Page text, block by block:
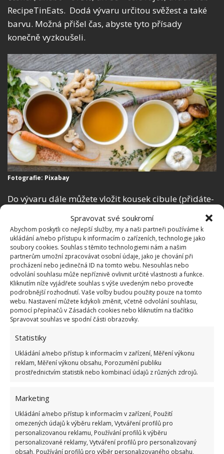
Spravovat své soukromí
Abychom poskytli co nejlepší služby, my a naši partneři používáme k
ukládání a/nebo přístupu k informacím o zařízeních, technologie jako
soubory cookies. Souhlas s těmito technologiemi nám a našim
partnerům umožní zpracovávat osobní údaje, jako je chování při
procházení nebo jedinečná ID na tomto webu. Nesouhlas nebo
odvolání souhlasu může nepříznivě ovlivnit určité vlastnosti a funkce.
Kliknutím níže vyjádřete souhlas s výše uvedeným nebo proveďte
podrobnější rozhodnutí. Vaše volby budou použity pouze na tomto
webu. Nastavení můžete kdykoli změnit, včetně odvolání souhlasu,
pomocí přepínačů v Zásadách cookies nebo kliknutím na tlačítko
Spravovat souhlas ve spodní části obrazovky.
Statistiky
Ukládání a/nebo přístup k informacím v zařízení, Měření výkonu
reklam, Měření výkonu obsahu, Porozumění publiku
prostřednictvím statistik nebo kombinací údajů z různých zdrojů.
Marketing
Ukládání a/nebo přístup k informacím v zařízení, Použití
omezených údajů k výběru reklam, Vytváření profilů pro
personalizovanou reklamu, Používání profilů k výběru
personalizované reklamy, Vytváření profilů pro personalizovaný
obsah, Používání profilů pro výběr personalizovaného obsahu,
RecipeTinEats. Dodá vývaru určitou svěžest a také
barvu. Možná přišel čas, abyste tyto přísady
konečně vyzkoušeli.
Fotografie: Pixabay
Do vývaru dále můžete vložit kousek cibule (přidáte-
stroužek česneku a kořenovou zeleninu. Kdo chce mít
jen silnýmasový vývar, zeleninu do polévky si
uvaří samostatně. Kdo si předem maso a kosti
předpéká, může předpéct i zeleninu. Připravujete
masový vývar také dostatečně dlouhou dobu? Je
zapotřebí ho spíš pomalu táhnout než nechat
prudký var. Na BydlímeÚtulně jsme vám také
doporučili, jak si můžete vylepšit bramborovou kaši
Zdroje:KobietaInteria
studie